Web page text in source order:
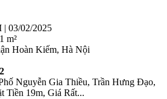
| 03/02/2025
m²
Hoàn Kiếm, Hà Nội
Nguyễn Gia Thiều, Trần Hưng Đạo,
Tiền 19m, Giá Rất...